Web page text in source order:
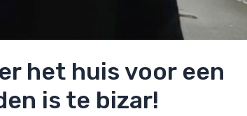
het huis voor een
is te bizar!